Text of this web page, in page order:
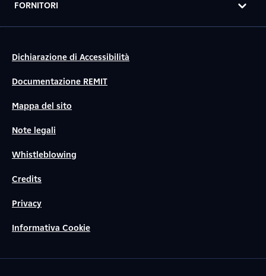
FORNITORI
Dichiarazione di Accessibilità
Documentazione REMIT
Mappa del sito
Note legali
Whistleblowing
Credits
Privacy
Informativa Cookie